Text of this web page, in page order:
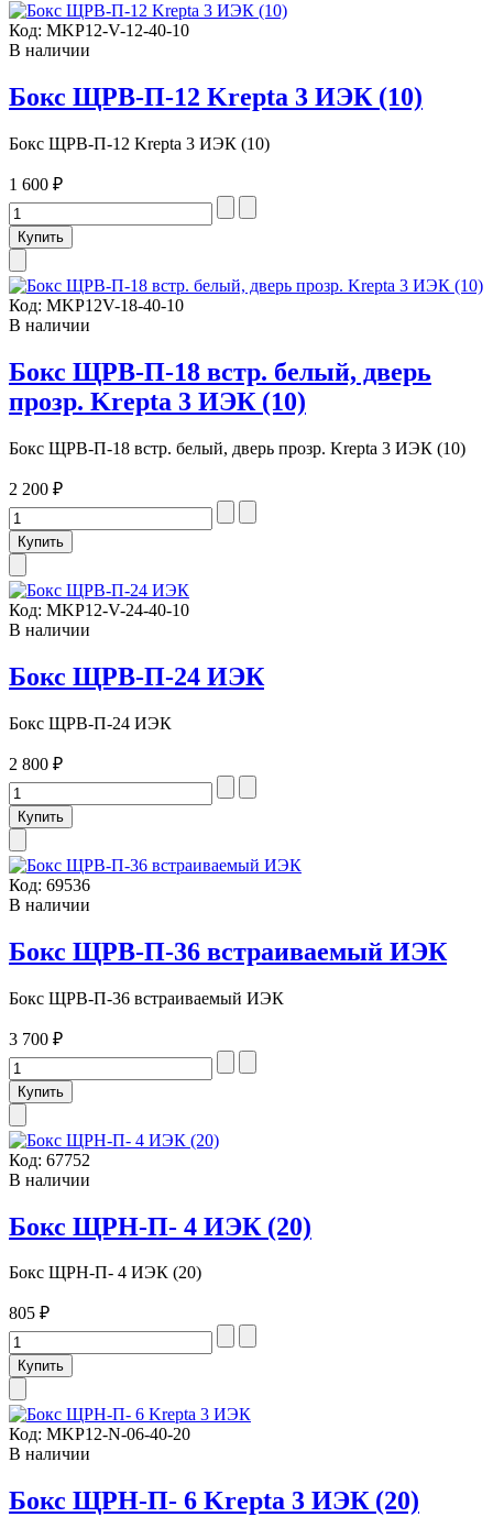
Код: MKP12-V-12-40-10
В наличии
Бокс ЩРВ-П-12 Krepta 3 ИЭК (10)
Бокс ЩРВ-П-12 Krepta 3 ИЭК (10)
1 600 ₽
Код: MKP12V-18-40-10
В наличии
Бокс ЩРВ-П-18 встр. белый, дверь
прозр. Krepta 3 ИЭК (10)
Бокс ЩРВ-П-18 встр. белый, дверь прозр. Krepta 3 ИЭК (10)
2 200 ₽
Код: MKP12-V-24-40-10
В наличии
Бокс ЩРВ-П-24 ИЭК
Бокс ЩРВ-П-24 ИЭК
2 800 ₽
Код: 69536
В наличии
Бокс ЩРВ-П-36 встраиваемый ИЭК
Бокс ЩРВ-П-36 встраиваемый ИЭК
3 700 ₽
Код: 67752
В наличии
Бокс ЩРН-П- 4 ИЭК (20)
Бокс ЩРН-П- 4 ИЭК (20)
805 ₽
Код: MKP12-N-06-40-20
В наличии
Бокс ЩРН-П- 6 Krepta 3 ИЭК (20)